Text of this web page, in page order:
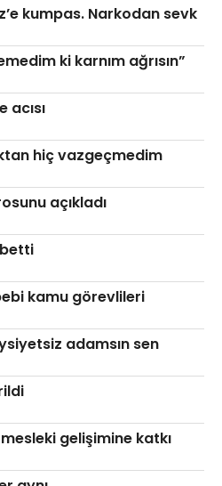
kumpas. Narkodan sevk
ki karnım ağrısın”
acısı
hiç vazgeçmedim
açıkladı
kamu görevlileri
adamsın sen
gelişimine katkı